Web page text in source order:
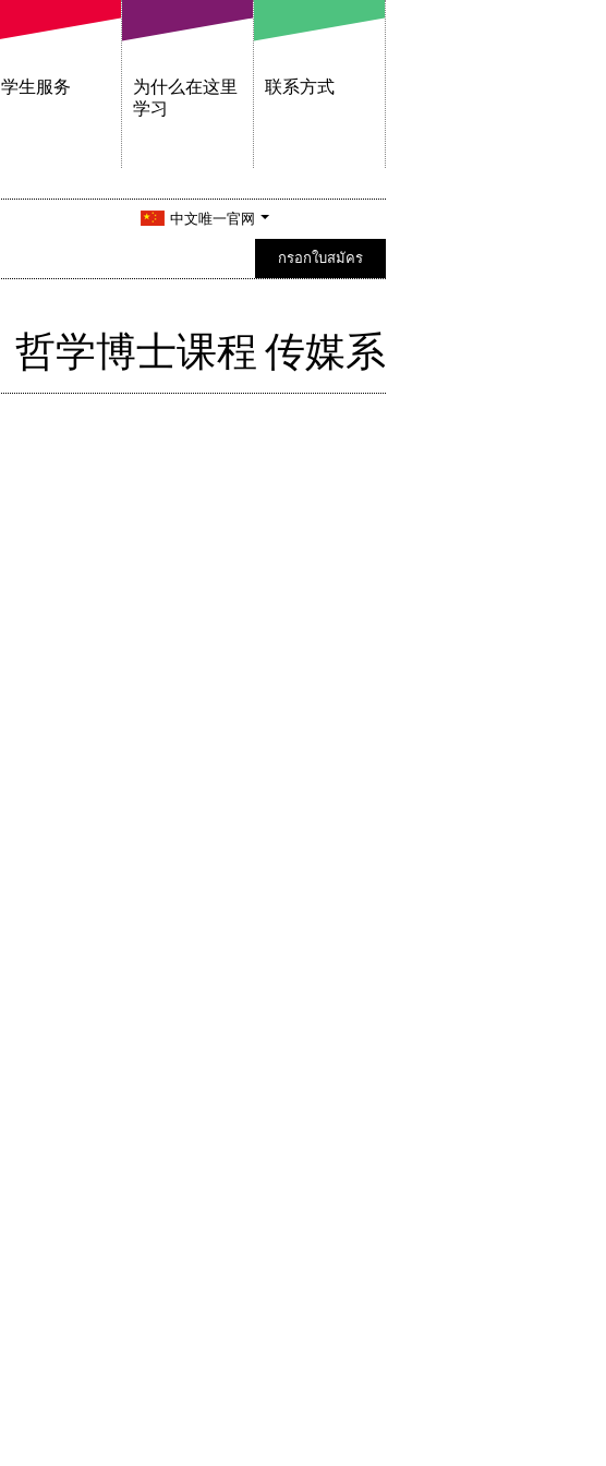
学生服务
为什么在这里
学习
联系方式
中文唯一官网
กรอกใบสมัคร
哲学博士课程 传媒系